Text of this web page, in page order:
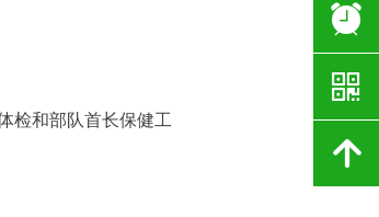
检和部队首长保健工
뀥
낃
녕